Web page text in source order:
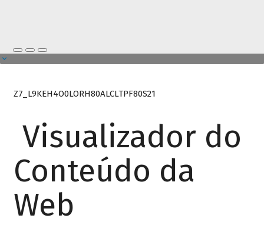
Z7_L9KEH4O0LORH80ALCLTPF80S21
Visualizador do
Conteúdo da
Web